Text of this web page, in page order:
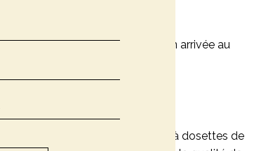
heure le bois-tu?
avec du sucre, le matin dès mon arrivée au
à la maison?
je dirais qu’avec une machine à dosettes de